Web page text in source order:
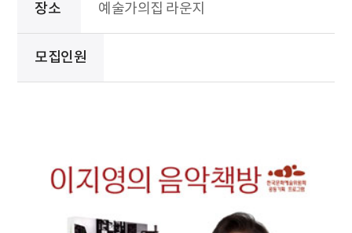
장소 예술가의집 라운지
모집인원